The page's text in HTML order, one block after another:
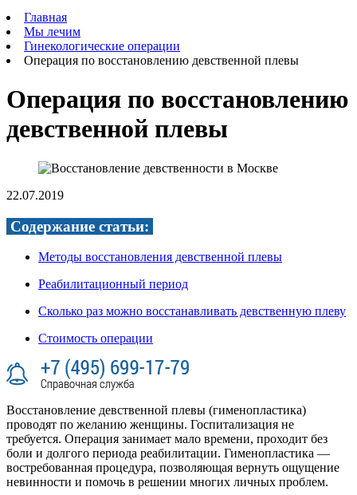
Главная
Мы лечим
Гинекологические операции
Операция по восстановлению девственной плевы
Операция по восстановлению
девственной плевы
22.07.2019
Содержание статьи:
Методы восстановления девственной плевы
Реабилитационный период
Сколько раз можно восстанавливать девственную плеву
Стоимость операции
Восстановление девственной плевы (гименопластика)
проводят по желанию женщины. Госпитализация не
требуется. Операция занимает мало времени, проходит без
боли и долгого периода реабилитации. Гименопластика —
востребованная процедура, позволяющая вернуть ощущение
невинности и помочь в решении многих личных проблем.